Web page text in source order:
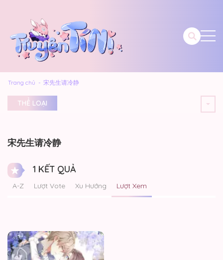
Trang chủ 宋先生请冷静
THỂ LOẠI
宋先生请冷静
1 KẾT QUẢ
A-Z Lượt Vote Xu Hướng Lượt Xem